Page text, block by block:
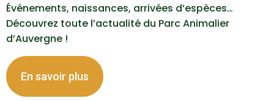
Événements, naissances, arrivées d’espèces…
Découvrez toute l’actualité du Parc Animalier
d’Auvergne !
En savoir plus